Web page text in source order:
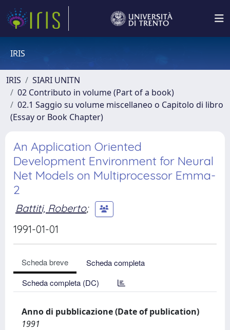
IRIS
IRIS
SIARI UNITN
02 Contributo in volume (Part of a book)
02.1 Saggio su volume miscellaneo o Capitolo di libro
(Essay or Book Chapter)
An Application Oriented
Development Environment for Neural
Net Models on Multiprocessor Emma-
2
Battiti, Roberto;
1991-01-01
Scheda breve
Scheda completa
Scheda completa (DC)
Anno di pubblicazione (Date of publication)
1991